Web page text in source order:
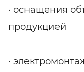
· оснащения
продукцией
·